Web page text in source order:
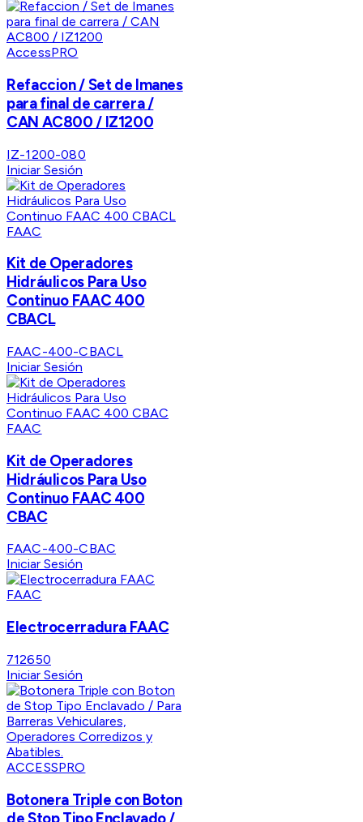
AccessPRO
Refaccion / Set de Imanes
para final de carrera /
CAN AC800 / IZ1200
IZ-1200-080
Iniciar Sesión
FAAC
Kit de Operadores
Hidráulicos Para Uso
Continuo FAAC 400
CBACL
FAAC-400-CBACL
Iniciar Sesión
FAAC
Kit de Operadores
Hidráulicos Para Uso
Continuo FAAC 400
CBAC
FAAC-400-CBAC
Iniciar Sesión
FAAC
Electrocerradura FAAC
712650
Iniciar Sesión
ACCESSPRO
Botonera Triple con Boton
de Stop Tipo Enclavado /